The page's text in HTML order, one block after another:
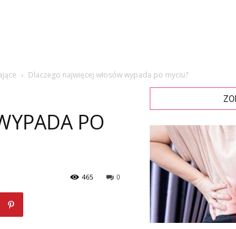
Dlaczego najwięcej włosów wypada po myciu?
PO
0
465